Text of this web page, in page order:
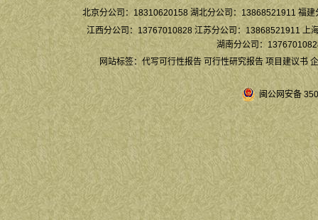
北京分公司：18310620158 湖北分公司：13868521911 福
江西分公司：13767010828 江苏分公司：13868521911 上
湖南分公司：
网站标签： 代写可行性报告 可行性研究报告 项目建议书
闽公网安备